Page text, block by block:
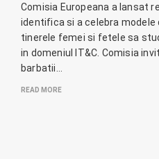
Comisia Europeana a lansat
identifica si a celebra
tinerele femei si fetele sa
in domeniul IT&C. Comisia
barbatii…
READ MORE